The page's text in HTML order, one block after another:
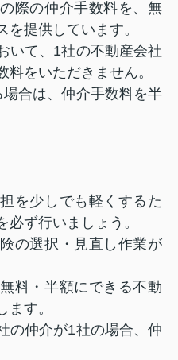
際の仲介手数料を、無
提供しています。
いて、1社の不動産会社
をいただきません。
合は、仲介手数料を半
を少しでも軽くするた
ず行いましょう。
の選択・見直し作業が
料・半額にできる不動
す。
の仲介が1社の場合、仲